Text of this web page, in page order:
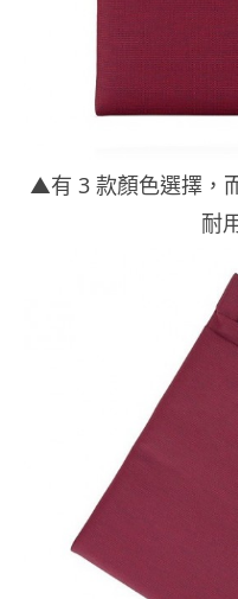
▲有 3 款顏色選擇，
耐